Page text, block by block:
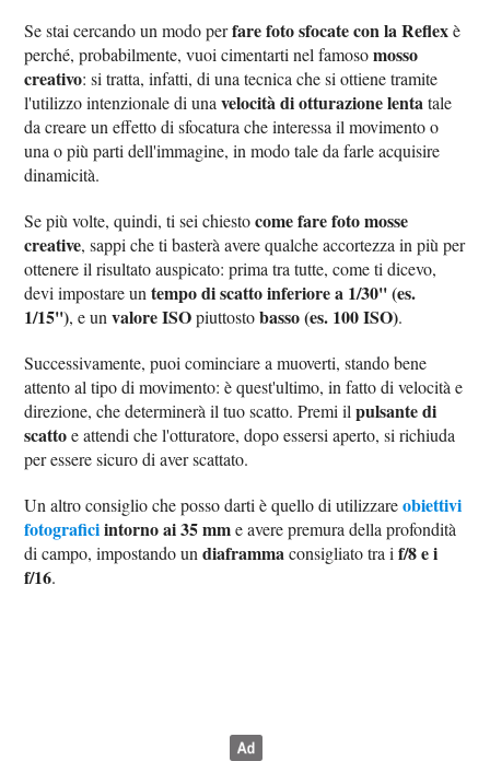
Se stai cercando un modo perfare foto sfocate con la Reflexè
perché, probabilmente, vuoi cimentarti nel famosomosso
creativo: si tratta, infatti, di una tecnica che si ottiene tramite
l'utilizzo intenzionale di unavelocità di otturazione lenta tale
da creare un effetto di sfocatura che interessa il movimento o
una o più parti dell'immagine, in modo tale da farle acquisire
dinamicità.
Se più volte, quindi, ti sei chiestocome fare foto mosse
creative, sappi che ti basterà avere qualche accortezza in più per
ottenere il risultato auspicato: prima tra tutte, come ti dicevo,
devi impostare untempo di scatto inferiore a 1/30'' (es.
1/15''), e unvalore ISOpiuttostobasso (es. 100 ISO).
Successivamente, puoi cominciare a muoverti, stando bene
attento al tipo di movimento: è quest'ultimo, in fatto di velocità e
direzione, che determinerà il tuo scatto. Premi ilpulsante di
scattoe attendi che l'otturatore, dopo essersi aperto, si richiuda
per essere sicuro di aver scattato.
Un altro consiglio che posso darti è quello di utilizzareobiettivi
fotograficiintorno ai 35 mme avere premura della profondità
di campo, impostando undiaframma consigliato tra if/8 e i
f/16.